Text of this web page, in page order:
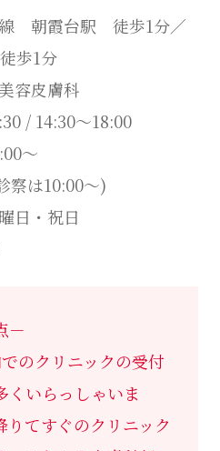
線 朝霞台駅 徒歩1分／
歩1分
容皮膚科
/ 14:30～18:00
～
察は10:00～)
日・祝日
－
のクリニックの受付
くいらっしゃいま
てすぐのクリニック